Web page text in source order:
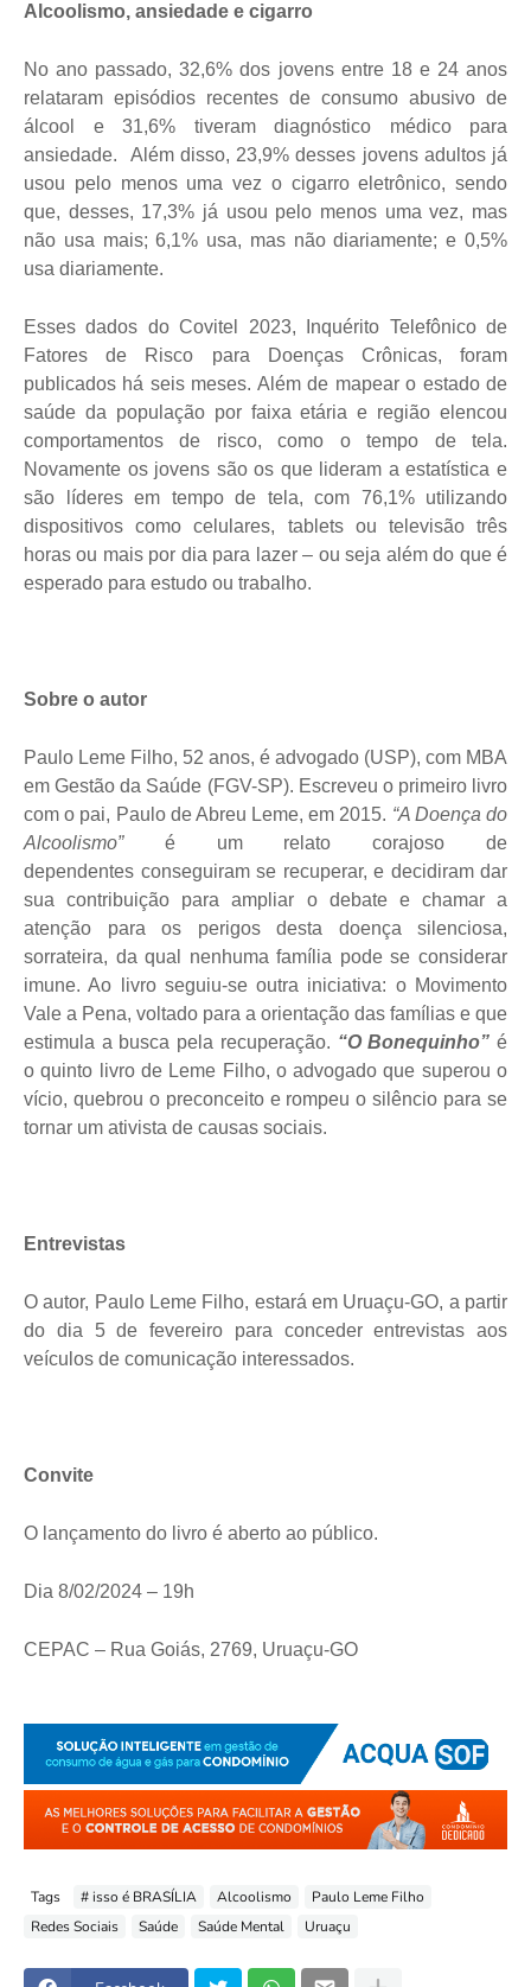
Alcoolismo, ansiedade e cigarro
No ano passado, 32,6% dos jovens entre 18 e 24 anos
relataram episódios recentes de consumo abusivo de
álcool e 31,6% tiveram diagnóstico médico para
ansiedade. Além disso, 23,9% desses jovens adultos já
usou pelo menos uma vez o cigarro eletrônico, sendo
que, desses, 17,3% já usou pelo menos uma vez, mas
não usa mais; 6,1% usa, mas não diariamente; e 0,5%
usa diariamente.
Esses dados do Covitel 2023, Inquérito Telefônico de
Fatores de Risco para Doenças Crônicas, foram
publicados há seis meses. Além de mapear o estado de
saúde da população por faixa etária e região elencou
comportamentos de risco, como o tempo de tela.
Novamente os jovens são os que lideram a estatística e
são líderes em tempo de tela, com 76,1% utilizando
dispositivos como celulares, tablets ou televisão três
horas ou mais por dia para lazer – ou seja além do que é
esperado para estudo ou trabalho.
Sobre o autor
Paulo Leme Filho, 52 anos, é advogado (USP), com MBA
em Gestão da Saúde (FGV-SP). Escreveu o primeiro livro
com o pai, Paulo de Abreu Leme, em 2015. “A Doença do
Alcoolismo”é um relato corajoso de
dependentes conseguiram se recuperar, e decidiram dar
sua contribuição para ampliar o debate e chamar a
atenção para os perigos desta doença silenciosa,
sorrateira, da qual nenhuma família pode se considerar
imune. Ao livro seguiu-se outra iniciativa: o Movimento
Vale a Pena, voltado para a orientação das famílias e que
estimula a busca pela recuperação. “O Bonequinho” é
o quinto livro de Leme Filho, o advogado que superou o
vício, quebrou o preconceito e rompeu o silêncio para se
tornar um ativista de causas sociais.
Entrevistas
O autor, Paulo Leme Filho, estará em Uruaçu-GO, a partir
do dia 5 de fevereiro para conceder entrevistas aos
veículos de comunicação interessados.
Convite
O lançamento do livro é aberto ao público.
Dia 8/02/2024 – 19h
CEPAC – Rua Goiás, 2769, Uruaçu-GO
Tags # isso é BRASÍLIA Alcoolismo
Paulo Leme Filho
Redes Sociais
Saúde Saúde Mental Uruaçu